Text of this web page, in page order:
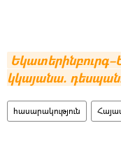
կկայանա.
հասարակություն